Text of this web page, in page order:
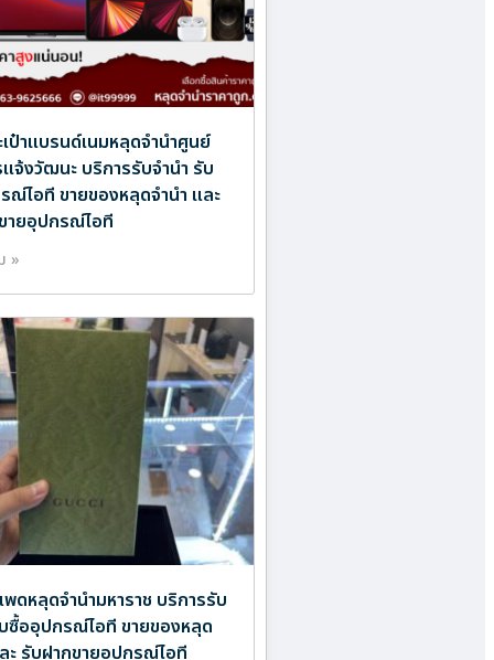
ป๋าแบรนด์เนมหลุดจำนำศูนย์
แจ้งวัฒนะ บริการรับจำนำ รับ
ณ์ไอที ขายของหลุดจำนำ และ
ายอุปกรณ์ไอที
»
พดหลุดจำนำมหาราช บริการรับ
ซื้ออุปกรณ์ไอที ขายของหลุด
ะ รับฝากขายอุปกรณ์ไอที